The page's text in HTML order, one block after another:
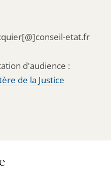
etat.fr
d'audience :
de la Justice